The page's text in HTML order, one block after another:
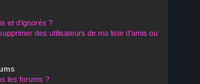
et d’ignorés ?
des utilisateurs de ma liste d’amis ou
les forums ?